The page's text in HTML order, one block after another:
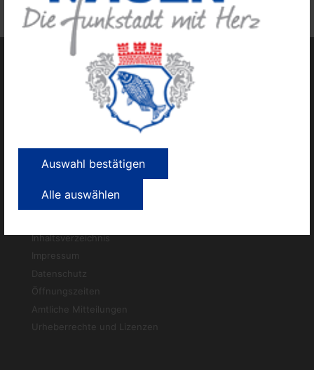
Auswahl bestätigen
Alle auswählen
Inhaltsverzeichnis
Impressum
Datenschutz
Öffnungszeiten
Amtliche Mitteilungen
Urheberrechte und Lizenzen